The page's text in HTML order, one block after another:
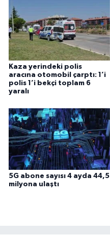
Kaza yerindeki polis
aracına otomobil çarptı: 1’i
polis 1’i bekçi toplam 6
yaralı
5G abone sayısı 4 ayda 44,5
milyona ulaştı